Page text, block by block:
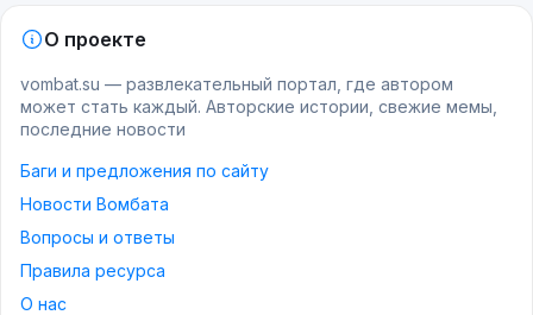
О проекте
vombat.su — развлекательный портал, где автором
может стать каждый. Авторские истории, свежие мемы,
последние новости
Баги и предложения по сайту
Новости Вомбата
Вопросы и ответы
Правила ресурса
О нас